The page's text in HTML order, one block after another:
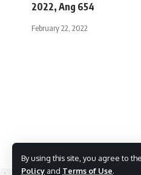
By using this site, you agree to the
Policy and Terms of Use.
2022, Ang 654
February 22, 2022